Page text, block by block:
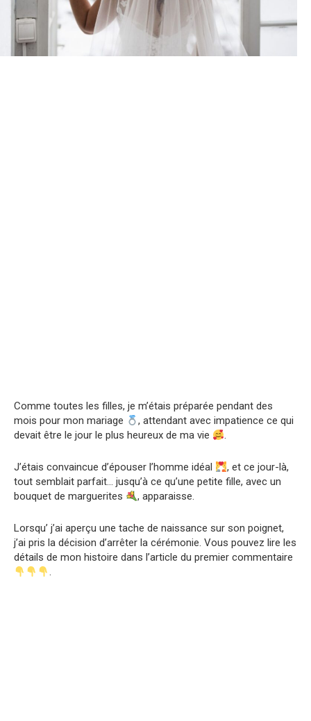
Comme toutes les filles, je m’étais préparée pendant des
mois pour mon mariage
, attendant avec impatience ce qui
devait être le jour le plus heureux de ma vie
.
J’étais convaincue d’épouser l’homme idéal
, et ce jour-là,
tout semblait parfait… jusqu’à ce qu’une petite fille, avec un
bouquet de marguerites
, apparaisse.
Lorsqu’ j’ai aperçu une tache de naissance sur son poignet,
j’ai pris la décision d’arrêter la cérémonie. Vous pouvez lire les
détails de mon histoire dans l’article du premier commentaire
.